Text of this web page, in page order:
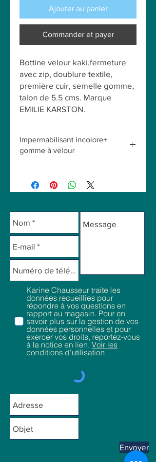
Ajouter au panier
Commander et payer
Bottine velour kaki,fermeture
avec zip, doublure textile,
première cuir, semelle gomme,
talon de 5.5 cms. Marque
EMILIE KARSTON.
Impermabilisant incolore+
gomme à velour
Karine Chausseur traite les
données recueillies pour
répondre à vos questions en
rapport au magasin. Pour en
savoir plus sur la gestion de vos
données personnelles et pour
exercer vos droits, reportez-vous
à la notice en lien. Voir les
conditions d'utilisation
Envoyer